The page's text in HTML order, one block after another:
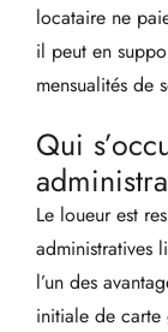
locataire ne
il peut en
mensualités de
Qui
Le loueur est
administratives
l’un des
initiale de carte